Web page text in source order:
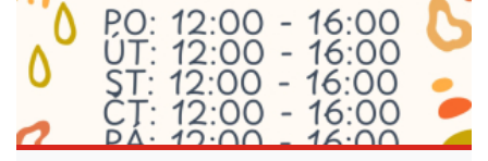
komunitní dětský klub